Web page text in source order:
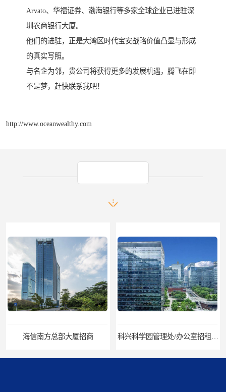
Arvato、华福证券、渤海银行等多家全球企业已进驻深
圳农商银行大厦。
他们的进驻，正是大湾区时代宝安战略价值凸显与形成
的真实写照。
与名企为邻，贵公司将获得更多的发展机遇，腾飞在即
不是梦，赶快联系我吧！
http://www.oceanwealthy.com
海信南方总部大厦招商